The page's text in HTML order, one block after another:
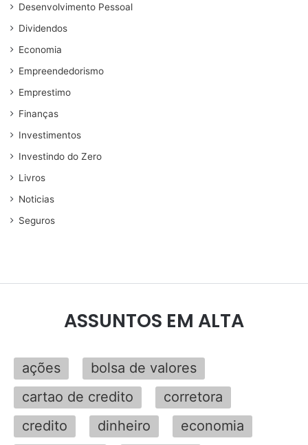
Desenvolvimento Pessoal
Dividendos
Economia
Empreendedorismo
Emprestimo
Finanças
Investimentos
Investindo do Zero
Livros
Noticias
Seguros
ASSUNTOS EM ALTA
ações
bolsa de valores
cartao de credito
corretora
credito
dinheiro
economia